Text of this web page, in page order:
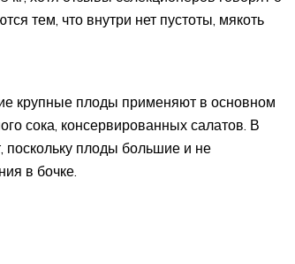
тем, что внутри нет пустоты, мякоть
крупные плоды применяют в основном
сока, консервированных салатов. В
поскольку плоды большие и не
в бочке.